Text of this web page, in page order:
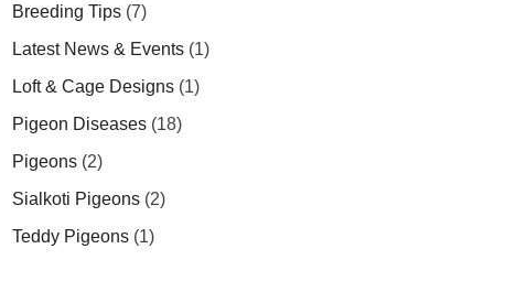
Breeding Tips (7)
Latest News & Events (1)
Loft & Cage Designs (1)
Pigeon Diseases (18)
Pigeons (2)
Sialkoti Pigeons (2)
Teddy Pigeons (1)